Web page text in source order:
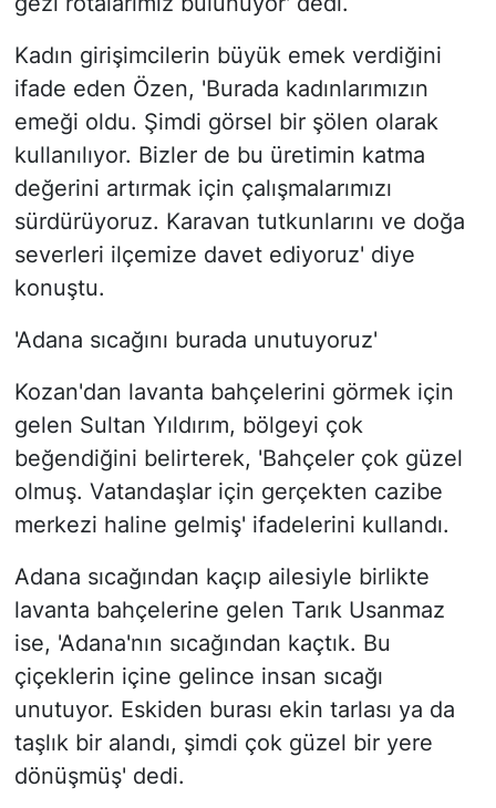
Kadın girişimcilerin büyük emek verdiğini
ifade eden Özen, 'Burada kadınlarımızın
emeği oldu. Şimdi görsel bir şölen olarak
kullanılıyor. Bizler de bu üretimin katma
değerini artırmak için çalışmalarımızı
sürdürüyoruz. Karavan tutkunlarını ve doğa
severleri ilçemize davet ediyoruz' diye
konuştu.
'Adana sıcağını burada unutuyoruz'
Kozan'dan lavanta bahçelerini görmek için
gelen Sultan Yıldırım, bölgeyi çok
beğendiğini belirterek, 'Bahçeler çok güzel
olmuş. Vatandaşlar için gerçekten cazibe
merkezi haline gelmiş' ifadelerini kullandı.
Adana sıcağından kaçıp ailesiyle birlikte
lavanta bahçelerine gelen Tarık Usanmaz
ise, 'Adana'nın sıcağından kaçtık. Bu
çiçeklerin içine gelince insan sıcağı
unutuyor. Eskiden burası ekin tarlası ya da
taşlık bir alandı, şimdi çok güzel bir yere
dönüşmüş' dedi.